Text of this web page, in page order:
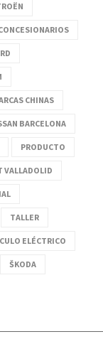
CHINAS
BARCELONA
PRODUCTO
VALLADOLID
TALLER
ELÉCTRICO
ŠKODA